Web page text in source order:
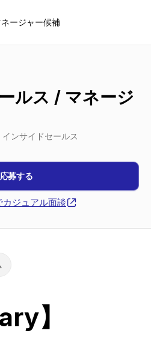
ージャー候補
ルス / マネージ
ンサイドセールス
応募する
ジュアル面談ext_link-s
】